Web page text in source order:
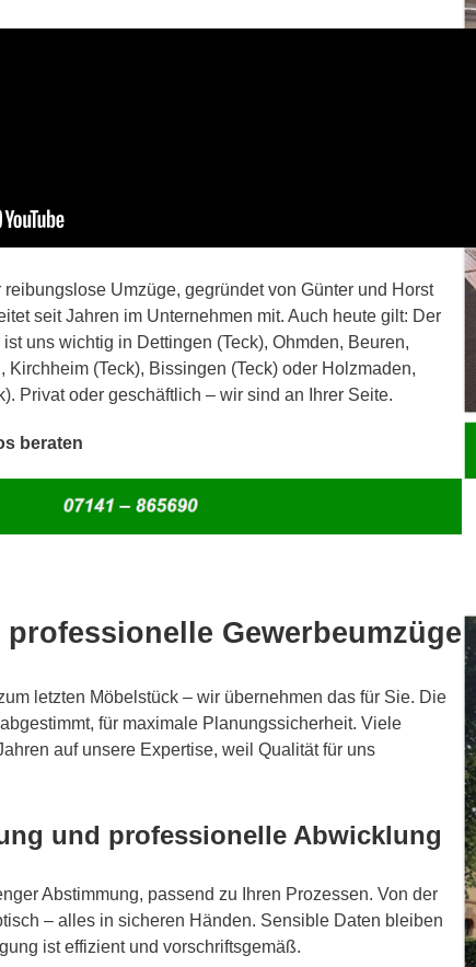
Umzüge, gegründet von Günter und Horst
seit Jahren im Unternehmen mit. Auch heute gilt: Der
uns wichtig in Dettingen (Teck), Ohmden, Beuren,
Kirchheim (Teck), Bissingen (Teck) oder Holzmaden,
Privat oder geschäftlich – wir sind an Ihrer Seite.
beraten
Gewerbeumzüge
letzten Möbelstück – wir übernehmen das für Sie. Die
für maximale Planungssicherheit. Viele
auf unsere Expertise, weil Qualität für uns
und professionelle Abwicklung
Abstimmung, passend zu Ihren Prozessen. Von der
– alles in sicheren Händen. Sensible Daten bleiben
ist effizient und vorschriftsgemäß.